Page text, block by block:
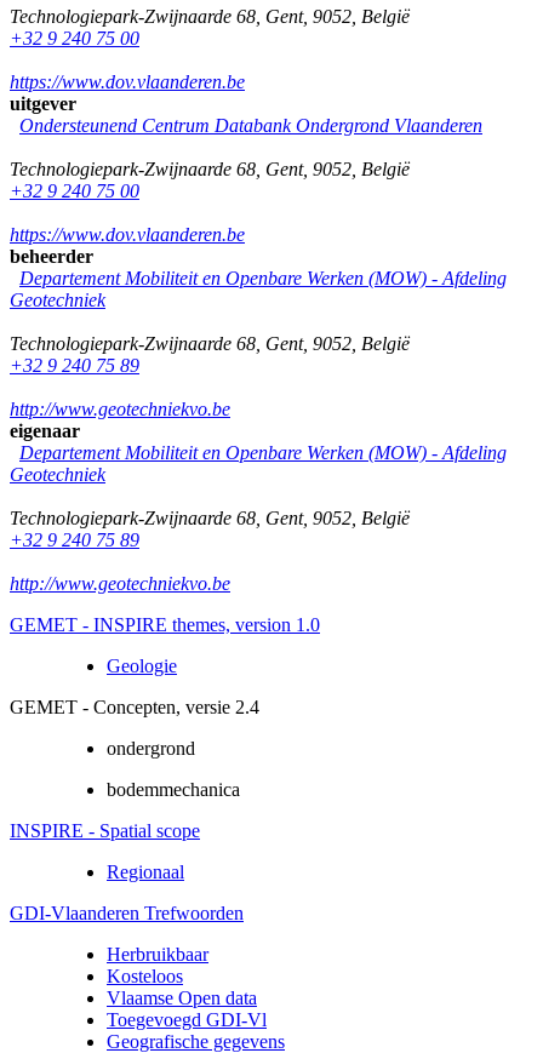
Technologiepark-Zwijnaarde 68 Gent, 9052 België
+32 9 240 75 00
https://www.dov.vlaanderen.be
uitgever
Ondersteunend Centrum Databank Ondergrond Vlaanderen
Technologiepark-Zwijnaarde 68 Gent, 9052 België
+32 9 240 75 00
https://www.dov.vlaanderen.be
beheerder
Departement Mobiliteit en Openbare Werken (MOW) - Afdeling
Geotechniek
Technologiepark-Zwijnaarde 68 Gent, 9052 België
+32 9 240 75 89
http://www.geotechniekvo.be
eigenaar
Departement Mobiliteit en Openbare Werken (MOW) - Afdeling
Geotechniek
Technologiepark-Zwijnaarde 68 Gent, 9052 België
+32 9 240 75 89
http://www.geotechniekvo.be
GEMET - INSPIRE themes, version 1.0
Geologie
GEMET - Concepten, versie 2.4
ondergrond
bodemmechanica
INSPIRE - Spatial scope
Regionaal
GDI-Vlaanderen Trefwoorden
Herbruikbaar
Kosteloos
Vlaamse Open data
Toegevoegd GDI-Vl
Geografische gegevens